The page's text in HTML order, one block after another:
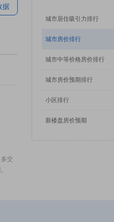
据
交
城市居住吸引力排行
城市房价排行
城市中等价格房价排行
城市房价预期排行
小区排行
新楼盘房价预期